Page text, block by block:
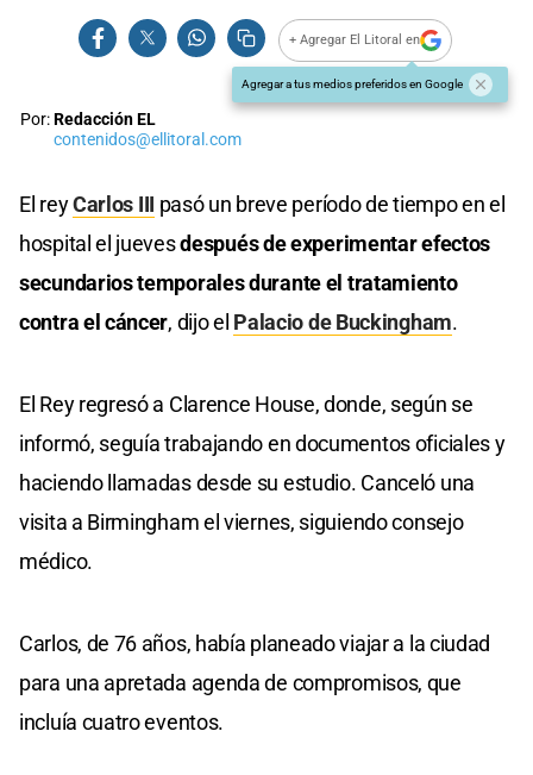
+ Agregar El Litoral en
Agregar a tus medios preferidos en Google
Por:Redacción EL
contenidos@ellitoral.com
El reyCarlos III pasó un breve período de tiempo en el
hospital el juevesdespués de experimentar efectos
secundarios temporales durante el tratamiento
contra el cáncer, dijo el Palacio de Buckingham.
El Rey regresó a Clarence House, donde, según se
informó, seguía trabajando en documentos oficiales y
haciendo llamadas desde su estudio. Canceló una
visita a Birmingham el viernes, siguiendo consejo
médico.
Carlos, de 76 años, había planeado viajar a la ciudad
para una apretada agenda de compromisos, que
incluía cuatro eventos.